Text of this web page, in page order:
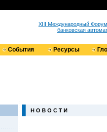
XIII Международный
банковская
События Ресурсы
Н О В О С Т И